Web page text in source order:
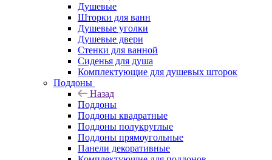
Душевые
Шторки для ванн
Душевые уголки
Душевые двери
Стенки для ванной
Сиденья для душа
Комплектующие для душевых шторок
Поддоны
Назад
Поддоны
Поддоны квадратные
Поддоны полукруглые
Поддоны прямоугольные
Панели декоративные